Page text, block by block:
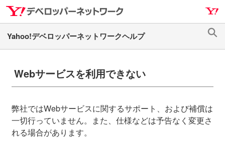
ナ
ビ
ゲ
ー
ス
キ
ッ
メ
イ
ン
コ
へ
ス
キ
Webサービスを利用できない
弊社ではWebサービスに関するサポート、および補償は
一切行っていません。また、仕様などは予告なく変更さ
れる場合があります。